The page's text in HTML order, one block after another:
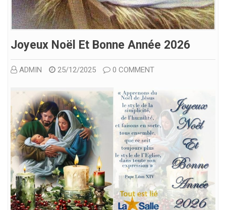
Joyeux Noël Et Bonne Année 2026
ADMIN 25/12/2025 0 COMMENT